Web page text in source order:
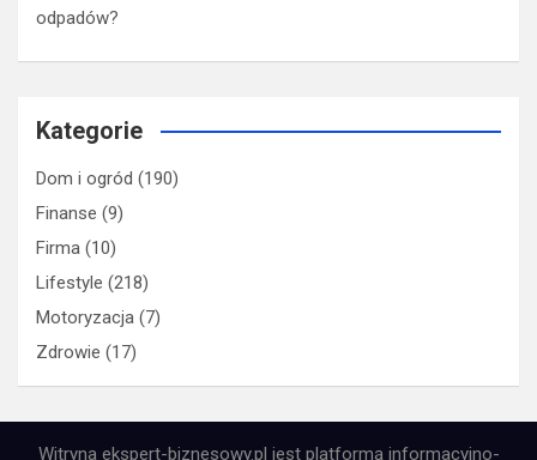
odpadów?
Kategorie
Dom i ogród (190)
Finanse (9)
Firma (10)
Lifestyle (218)
Motoryzacja (7)
Zdrowie (17)
Witryna ekspert-biznesowy.pl jest platformą informacyjno-